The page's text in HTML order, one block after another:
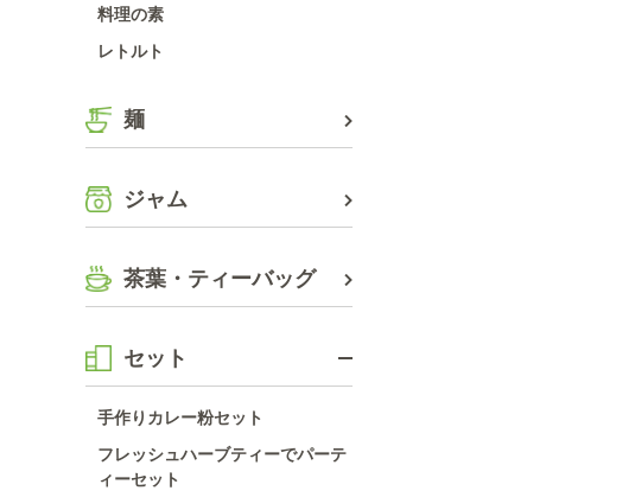
料理の素
レトルト
麺
ジャム
茶葉・ティーバッグ
セット
手作りカレー粉セット
フレッシュハーブティーでパーテ
ィーセット